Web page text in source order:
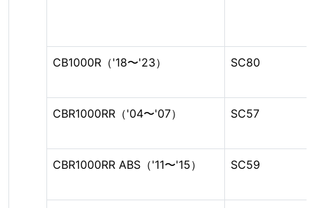
CB1000R（'18〜'23） SC80
CBR1000RR（'04〜'07） SC57
CBR1000RR ABS（'11〜'15） SC59